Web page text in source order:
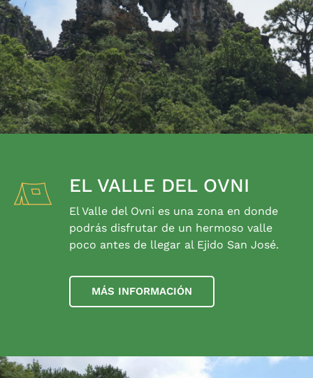
EL VALLE DEL OVNI
El Valle del Ovni es una zona en donde
podrás disfrutar de un hermoso valle
poco antes de llegar al Ejido San José.
MÁS INFORMACIÓN